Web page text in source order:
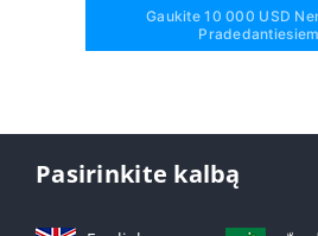
Gaukite 10 000 USD
Pasirinkite kalbą